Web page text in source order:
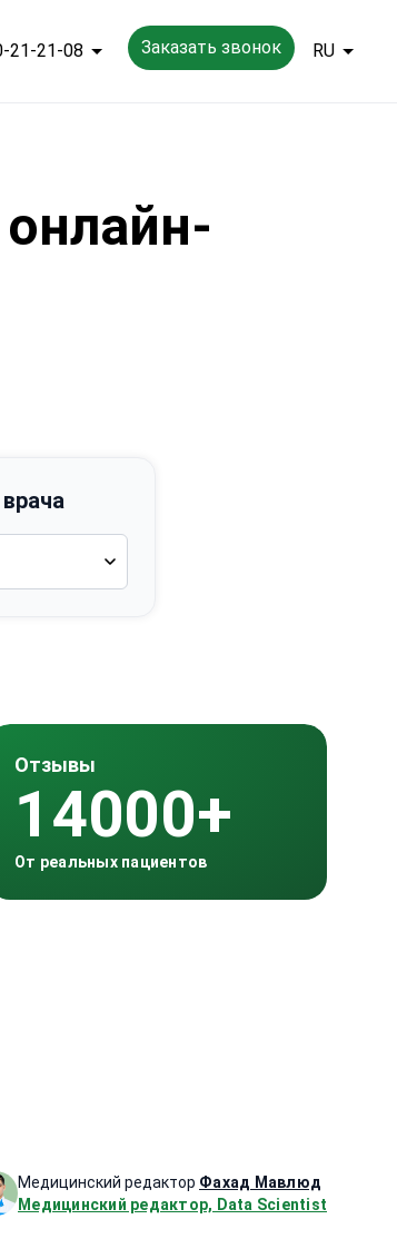
21-21-08 Заказать звонок RU
Медицинский редактор Фахад Мавлюд
Медицинский редактор, Data Scientist
Отзывы
14000+
От реальных пациентов